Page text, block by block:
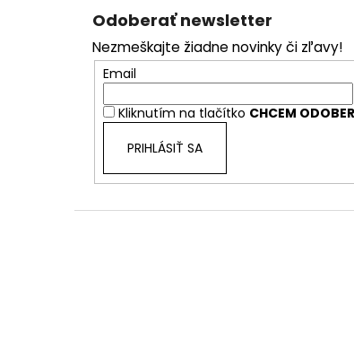
Odoberať newsletter
Nezmeškajte žiadne novinky či zľavy!
Email
Kliknutím na tlačítko CHCEM
PRIHLÁSIŤ SA